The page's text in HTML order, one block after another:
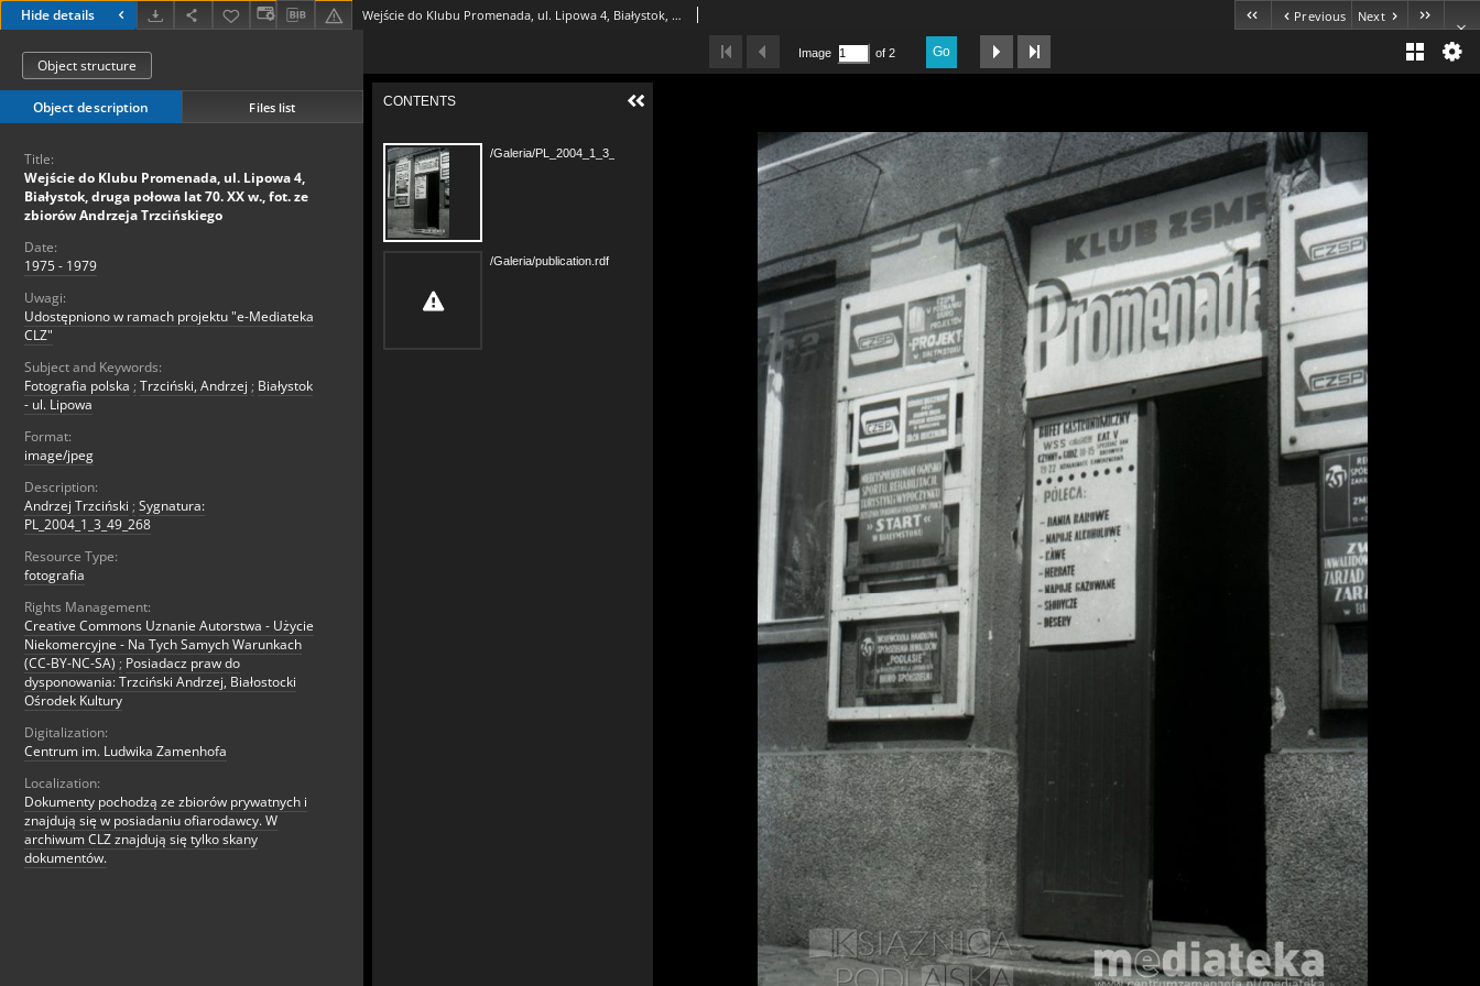
Hide details Wejście do Klubu Promenada, ul. Lipowa 4, Białystok, druga połowa lat 70. XX w., fot. ze zbiorów Andrzeja Trzcińskiego Previous Next
Object structure
Object description Files list
Title:
Wejście do Klubu Promenada, ul. Lipowa 4,
Białystok, druga połowa lat 70. XX w., fot. ze
zbiorów Andrzeja Trzcińskiego
Date:
1975 - 1979
Uwagi:
Udostępniono w ramach projektu "e-Mediateka
CLZ"
Subject and Keywords:
Fotografia polska ; Trzciński, Andrzej ; Białystok
- ul. Lipowa
Format:
image/jpeg
Description:
Andrzej Trzciński ; Sygnatura:
PL_2004_1_3_49_268
Resource Type:
fotografia
Rights Management:
Creative Commons Uznanie Autorstwa - Użycie
Niekomercyjne - Na Tych Samych Warunkach
(CC-BY-NC-SA) ; Posiadacz praw do
dysponowania: Trzciński Andrzej, Białostocki
Ośrodek Kultury
Digitalization:
Centrum im. Ludwika Zamenhofa
Localization:
Dokumenty pochodzą ze zbiorów prywatnych i
znajdują się w posiadaniu ofiarodawcy. W
archiwum CLZ znajdują się tylko skany
dokumentów.